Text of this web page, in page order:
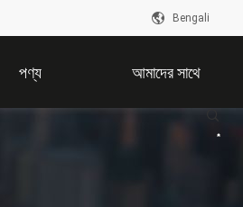
Bengali
পণ্য আমাদের সাথে
যোগাযোগ করুন